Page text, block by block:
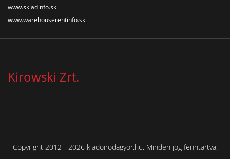
www.skladinfo.sk
www.warehouserentinfo.sk
Kirowski Zrt.
Copyright 2012 - 2026 kiadoirodagyor.hu. Minden jog fenntartva.